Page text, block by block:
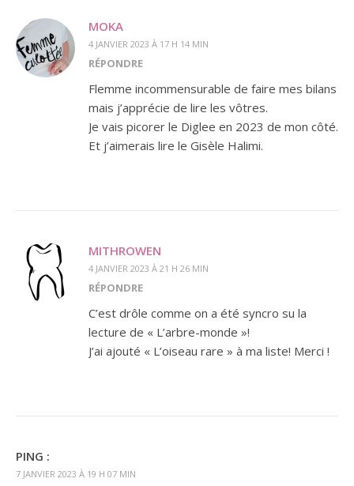
MOKA
4 JANVIER 2023 À 17 H 14 MIN
RÉPONDRE
Flemme incommensurable de faire mes bilans
mais j’apprécie de lire les vôtres.
Je vais picorer le Diglee en 2023 de mon côté.
Et j’aimerais lire le Gisèle Halimi.
MITHROWEN
4 JANVIER 2023 À 21 H 26 MIN
RÉPONDRE
C’est drôle comme on a été syncro su la
lecture de « L’arbre-monde »!
J’ai ajouté « L’oiseau rare » à ma liste! Merci !
PING :
7 JANVIER 2023 À 19 H 07 MIN